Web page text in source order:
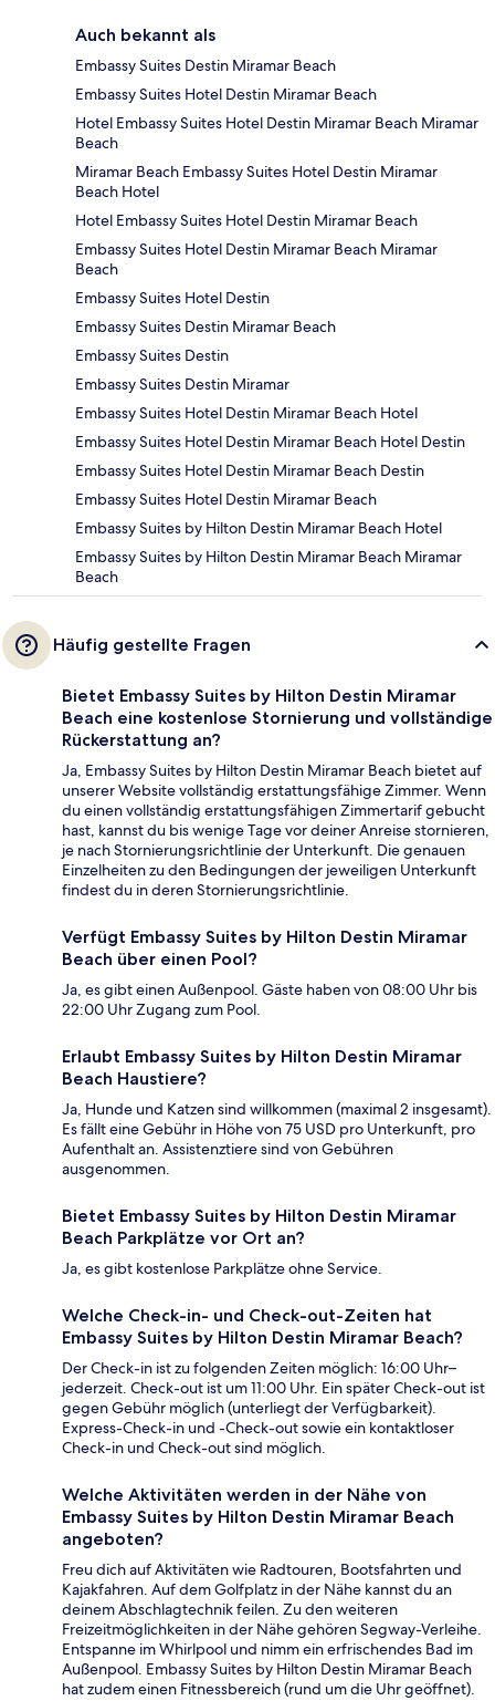
Auch bekannt als
Embassy Suites Destin Miramar Beach
Embassy Suites Hotel Destin Miramar Beach
Hotel Embassy Suites Hotel Destin Miramar Beach Miramar
Beach
Miramar Beach Embassy Suites Hotel Destin Miramar
Beach Hotel
Hotel Embassy Suites Hotel Destin Miramar Beach
Embassy Suites Hotel Destin Miramar Beach Miramar
Beach
Embassy Suites Hotel Destin
Embassy Suites Destin Miramar Beach
Embassy Suites Destin
Embassy Suites Destin Miramar
Embassy Suites Hotel Destin Miramar Beach Hotel
Embassy Suites Hotel Destin Miramar Beach Hotel Destin
Embassy Suites Hotel Destin Miramar Beach Destin
Embassy Suites Hotel Destin Miramar Beach
Embassy Suites by Hilton Destin Miramar Beach Hotel
Embassy Suites by Hilton Destin Miramar Beach Miramar
Beach
Häufig gestellte Fragen
Bietet Embassy Suites by Hilton Destin Miramar
Beach eine kostenlose Stornierung und vollständige
Rückerstattung an?
Ja, Embassy Suites by Hilton Destin Miramar Beach bietet auf
unserer Website vollständig erstattungsfähige Zimmer. Wenn
du einen vollständig erstattungsfähigen Zimmertarif gebucht
hast, kannst du bis wenige Tage vor deiner Anreise stornieren,
je nach Stornierungsrichtlinie der Unterkunft. Die genauen
Einzelheiten zu den Bedingungen der jeweiligen Unterkunft
findest du in deren Stornierungsrichtlinie.
Verfügt Embassy Suites by Hilton Destin Miramar
Beach über einen Pool?
Ja, es gibt einen Außenpool. Gäste haben von 08:00 Uhr bis
22:00 Uhr Zugang zum Pool.
Erlaubt Embassy Suites by Hilton Destin Miramar
Beach Haustiere?
Ja, Hunde und Katzen sind willkommen (maximal 2 insgesamt).
Es fällt eine Gebühr in Höhe von 75 USD pro Unterkunft, pro
Aufenthalt an. Assistenztiere sind von Gebühren
ausgenommen.
Bietet Embassy Suites by Hilton Destin Miramar
Beach Parkplätze vor Ort an?
Ja, es gibt kostenlose Parkplätze ohne Service.
Welche Check-in- und Check-out-Zeiten hat
Embassy Suites by Hilton Destin Miramar Beach?
Der Check-in ist zu folgenden Zeiten möglich: 16:00 Uhr–
jederzeit. Check-out ist um 11:00 Uhr. Ein später Check-out ist
gegen Gebühr möglich (unterliegt der Verfügbarkeit).
Express-Check-in und -Check-out sowie ein kontaktloser
Check-in und Check-out sind möglich.
Welche Aktivitäten werden in der Nähe von
Embassy Suites by Hilton Destin Miramar Beach
angeboten?
Freu dich auf Aktivitäten wie Radtouren, Bootsfahrten und
Kajakfahren. Auf dem Golfplatz in der Nähe kannst du an
deinem Abschlagtechnik feilen. Zu den weiteren
Freizeitmöglichkeiten in der Nähe gehören Segway-Verleihe.
Entspanne im Whirlpool und nimm ein erfrischendes Bad im
Außenpool. Embassy Suites by Hilton Destin Miramar Beach
hat zudem einen Fitnessbereich (rund um die Uhr geöffnet).